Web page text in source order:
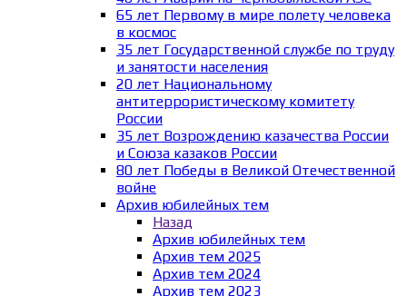
65 лет Первому в мире полету человека
в космос
35 лет Государственной службе по труду
и занятости населения
20 лет Национальному
антитеррористическому комитету
России
35 лет Возрождению казачества России
и Союза казаков России
80 лет Победы в Великой Отечественной
войне
Архив юбилейных тем
Назад
Архив юбилейных тем
Архив тем 2025
Архив тем 2024
Архив тем 2023